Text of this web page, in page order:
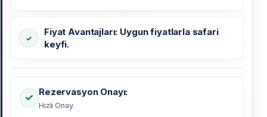
Fiyat Avantajları: Uygun fiyatlarla safari
keyfi.
Rezervasyon Onayı:
Hızlı Onay.